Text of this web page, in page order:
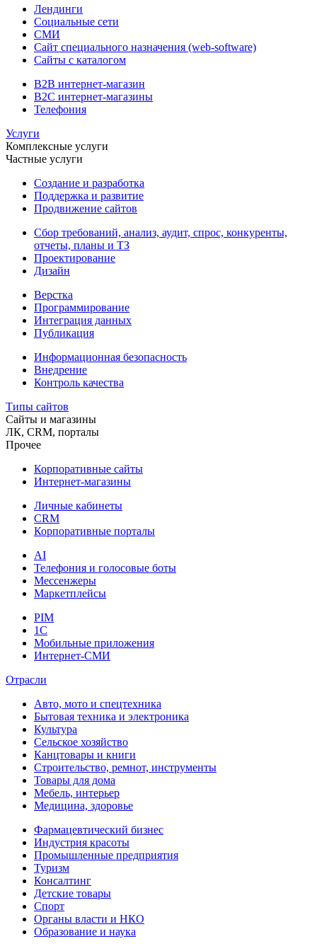
Лендинги
Социальные сети
СМИ
Сайт специального назначения (web-software)
Сайты с каталогом
B2B интернет-магазин
B2C интернет-магазины
Телефония
Услуги
Комплексные услуги
Частные услуги
Создание и разработка
Поддержка и развитие
Продвижение сайтов
Сбор требований, анализ, аудит, спрос, конкуренты,
отчеты, планы и ТЗ
Проектирование
Дизайн
Верстка
Программирование
Интеграция данных
Публикация
Информационная безопасность
Внедрение
Контроль качества
Типы сайтов
Сайты и магазины
ЛК, CRM, порталы
Прочее
Корпоративные сайты
Интернет-магазины
Личные кабинеты
CRM
Корпоративные порталы
AI
Телефония и голосовые боты
Мессенжеры
Маркетплейсы
PIM
1C
Мобильные приложения
Интернет-СМИ
Отрасли
Авто, мото и спецтехника
Бытовая техника и электроника
Культура
Сельское хозяйство
Канцтовары и книги
Строительство, ремнот, инструменты
Товары для дома
Мебель, интерьер
Медицина, здоровье
Фармацевтический бизнес
Индустрия красоты
Промышленные предприятия
Туризм
Консалтинг
Детские товары
Спорт
Органы власти и НКО
Образование и наука